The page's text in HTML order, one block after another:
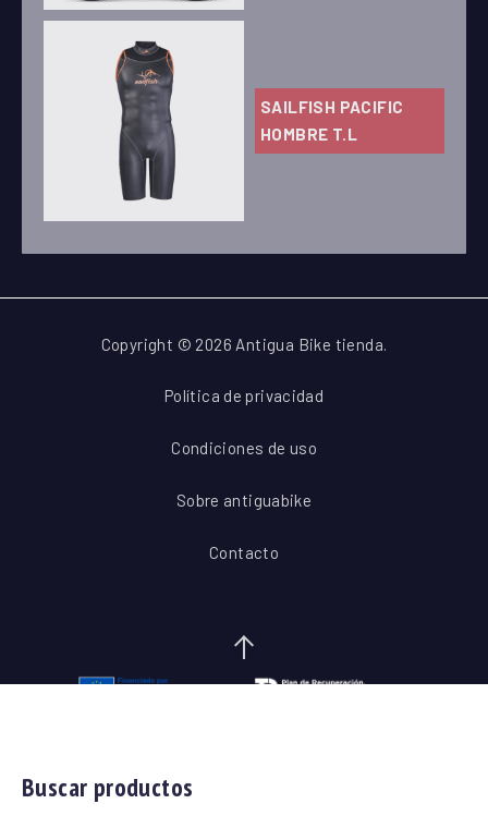
SAILFISH PACIFIC
HOMBRE T.L
Copyright © 2026 Antigua Bike tienda.
Política de privacidad
Condiciones de uso
Sobre antiguabike
Contacto
Ir al inicio del contenido
Buscar productos